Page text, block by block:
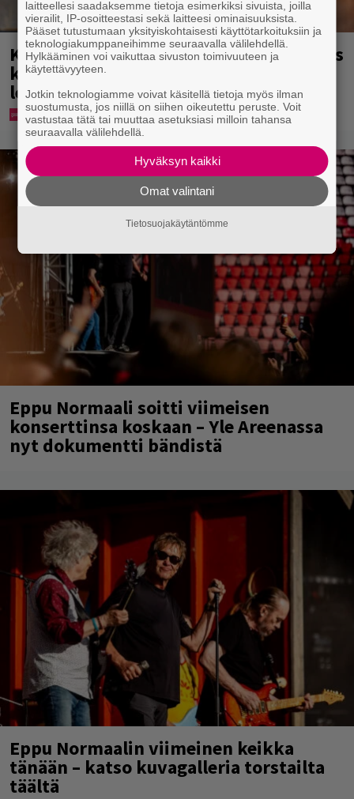
Karita Tykän ja Sami Saikkosen rakkaus
kukoistaa – vähäpukeista hempeilyä ja
leveitä virnistyksiä laiturilla
Eppu Normaali soitti viimeisen
konserttinsa koskaan – Yle Areenassa
nyt dokumentti bändistä
Eppu Normaalin viimeinen keikka
tänään – katso kuvagalleria torstailta
täältä
laitteellesi saadaksemme tietoja esimerkiksi sivuista, joilla
vierailit, IP-osoitteestasi sekä laitteesi ominaisuuksista.
Pääset tutustumaan yksityiskohtaisesti käyttötarkoituksiin ja
teknologiakumppaneihimme seuraavalla välilehdellä.
Hylkääminen voi vaikuttaa sivuston toimivuuteen ja
käytettävyyteen.
Jotkin teknologiamme voivat käsitellä tietoja myös ilman
suostumusta, jos niillä on siihen oikeutettu peruste. Voit
vastustaa tätä tai muuttaa asetuksiasi milloin tahansa
seuraavalla välilehdellä.
Hyväksyn kaikki
Omat valintani
Tietosuojakäytäntömme